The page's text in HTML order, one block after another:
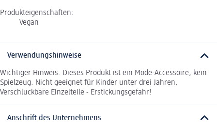
Produkteigenschaften:
Vegan
Verwendungshinweise
Wichtiger Hinweis: Dieses Produkt ist ein Mode-Accessoire, kein
Spielzeug. Nicht geeignet für Kinder unter drei Jahren.
Verschluckbare Einzelteile - Erstickungsgefahr!
Anschrift des Unternehmens